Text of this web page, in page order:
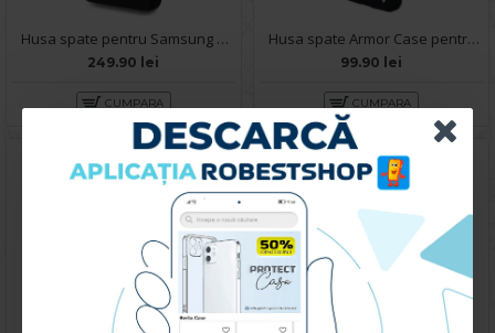
Husa spate pentru Samsung Galaxy S25 Guess Metal Logo - Negru
249.90 lei
CUMPARA
Husa spate Armor Case pentru Samsung Galaxy S25 - Negru
99.90 lei
CUMPARA